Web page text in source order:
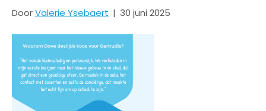
DoorValerie Ysebaert | 30 juni 2025